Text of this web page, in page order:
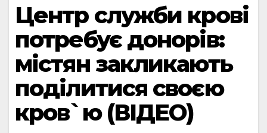
Центр служби крові
потребує донорів:
містян закликають
поділитися своєю
кров`ю (ВІДЕО)